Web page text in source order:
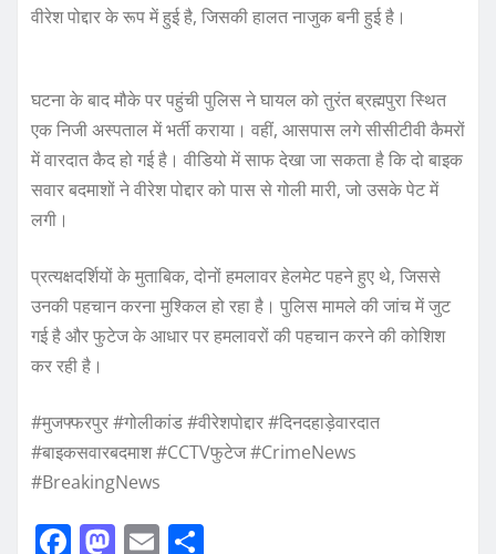
वीरेश पोद्दार के रूप में हुई है, जिसकी हालत नाजुक बनी हुई है।
घटना के बाद मौके पर पहुंची पुलिस ने घायल को तुरंत ब्रह्मपुरा स्थित
एक निजी अस्पताल में भर्ती कराया। वहीं, आसपास लगे सीसीटीवी कैमरों
में वारदात कैद हो गई है। वीडियो में साफ देखा जा सकता है कि दो बाइक
सवार बदमाशों ने वीरेश पोद्दार को पास से गोली मारी, जो उसके पेट में
लगी।
प्रत्यक्षदर्शियों के मुताबिक, दोनों हमलावर हेलमेट पहने हुए थे, जिससे
उनकी पहचान करना मुश्किल हो रहा है। पुलिस मामले की जांच में जुट
गई है और फुटेज के आधार पर हमलावरों की पहचान करने की कोशिश
कर रही है।
#मुजफ्फरपुर #गोलीकांड #वीरेशपोद्दार #दिनदहाड़ेवारदात
#बाइकसवारबदमाश #CCTVफुटेज #CrimeNews
#BreakingNews
F M E